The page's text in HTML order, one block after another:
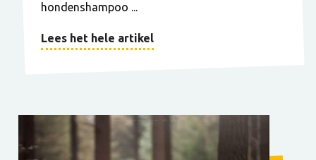
hondenshampoo ...
Lees het hele artikel